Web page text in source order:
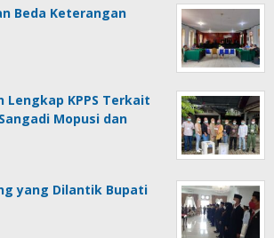
Beda Keterangan
Lengkap KPPS Terkait
Mopusi dan
yang Dilantik Bupati